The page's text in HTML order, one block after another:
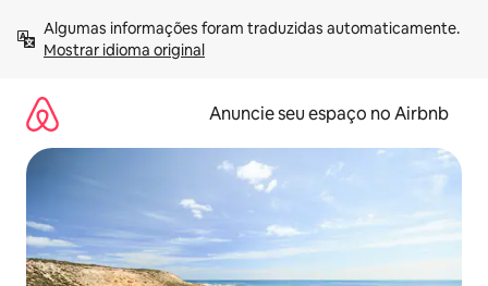
para
Mostrar idioma original
Anuncie seu espaço no Airbnb